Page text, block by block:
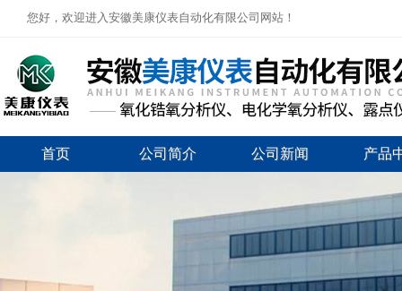
您好，欢迎进入安徽美康仪表自动化有限公司网站！
首页 公司简介 公司新闻 产品